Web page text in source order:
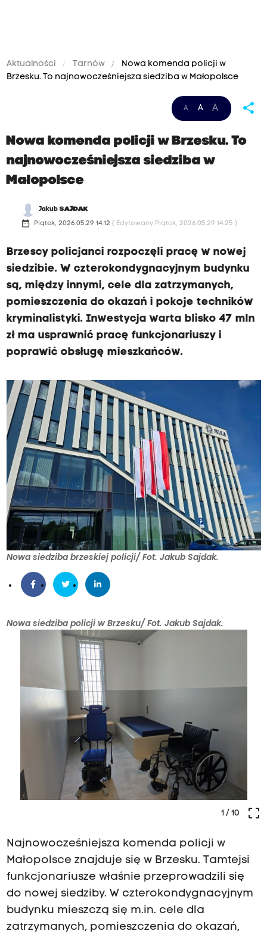
Aktualności Tarnów
Nowa komenda policji w
Brzesku. To najnowocześniejsza siedziba w Małopolsce
A A A share
Nowa komenda policji w Brzesku. To
najnowocześniejsza siedziba w
Małopolsce
JakubSAJDAK
date_range Piątek, 2026.05.29 14:12 ( Edytowany Piątek, 2026.05.29 14:25 )
Brzescy policjanci rozpoczęli pracę w nowej
siedzibie. W czterokondygnacyjnym budynku
są, między innymi, cele dla zatrzymanych,
pomieszczenia do okazań i pokoje techników
kryminalistyki. Inwestycja warta blisko 47 mln
zł ma usprawnić pracę funkcjonariuszy i
poprawić obsługę mieszkańców.
Nowa siedziba brzeskiej policji/ Fot. Jakub Sajdak.
Nowa siedziba policji w Brzesku/ Fot. Jakub Sajdak.
crop_free
1/ 10
Najnowocześniejsza komenda policji w
Małopolsce znajduje się w Brzesku. Tamtejsi
funkcjonariusze właśnie przeprowadzili się
do nowej siedziby. W czterokondygnacyjnym
budynku mieszczą się m.in. cele dla
zatrzymanych, pomieszczenia do okazań,